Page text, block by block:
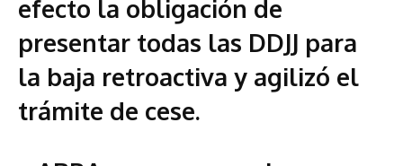
efecto la obligación de
presentar todas las DDJJ para
la baja retroactiva y agilizó el
trámite de cese.